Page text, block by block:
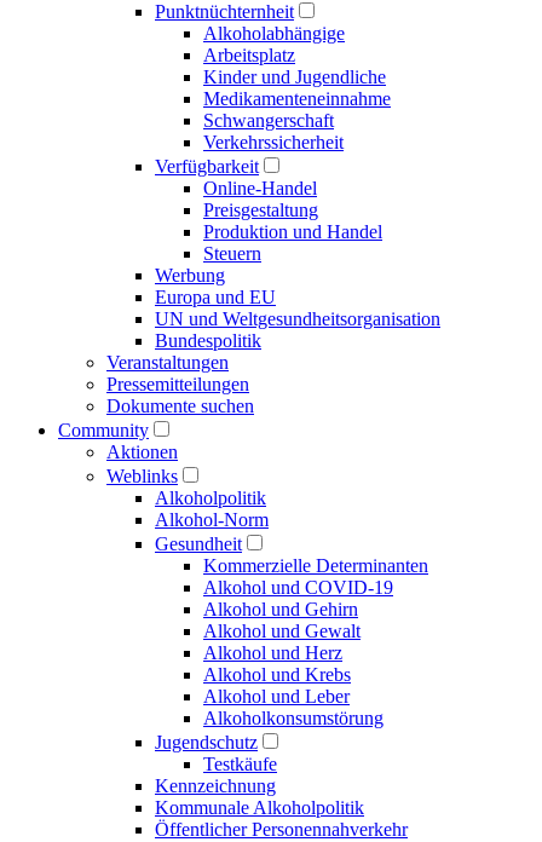
Punkt­nüchternheit
Alkohol­abhängige
Arbeitsplatz
Kinder und Jugendliche
Medikamenten­einnahme
Schwangerschaft
Verkehrs­sicherheit
Verfügbarkeit
Online-Handel
Preisgestaltung
Produktion und Handel
Steuern
Werbung
Europa und EU
UN und Welt­gesundheits­organisation
Bundespolitik
Veranstaltungen
Presse­mitteilungen
Dokumente suchen
Community
Aktionen
Weblinks
Alkoholpolitik
Alkohol-Norm
Gesundheit
Kommerzielle Determinanten
Alkohol und COVID-19
Alkohol und Gehirn
Alkohol und Gewalt
Alkohol und Herz
Alkohol und Krebs
Alkohol und Leber
Alkoholkonsumstörung
Jugendschutz
Testkäufe
Kennzeichnung
Kommunale Alkoholpolitik
Öffentlicher Personennahverkehr